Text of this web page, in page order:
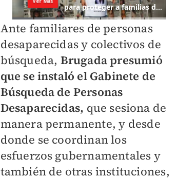
Ante familiares de personas
desaparecidas y colectivos de
búsqueda, Brugada presumió
que se instaló el Gabinete de
Búsqueda de Personas
Desaparecidas, que sesiona de
manera permanente, y desde
donde se coordinan los
esfuerzos gubernamentales y
también de otras instituciones,